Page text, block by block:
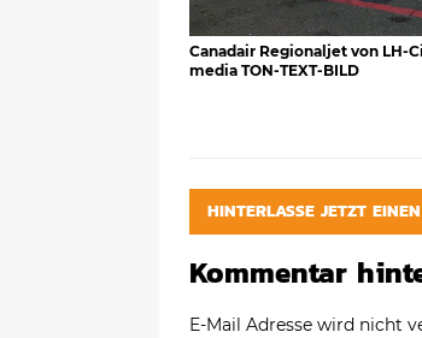
Canadair Regionaljet von LH-
media TON-TEXT-BILD
HINTERLASSE JETZT
Kommentar
E-Mail Adresse wird nicht